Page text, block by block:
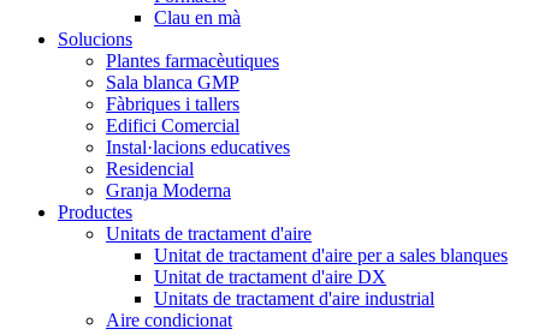
Clau en mà
Solucions
Plantes farmacèutiques
Sala blanca GMP
Fàbriques i tallers
Edifici Comercial
Instal·lacions educatives
Residencial
Granja Moderna
Productes
Unitats de tractament d'aire
Unitat de tractament d'aire per a sales blanques
Unitat de tractament d'aire DX
Unitats de tractament d'aire industrial
Aire condicionat